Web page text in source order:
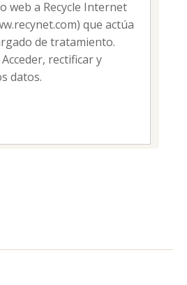
web a Recycle Internet
que actúa
de tratamiento.
Acceder, rectificar y
datos.